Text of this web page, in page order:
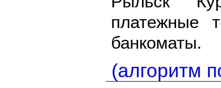
платежные
банкоматы.
(алгоритм